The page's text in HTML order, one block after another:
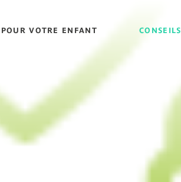
POUR VOTRE ENFANT CONSEILS